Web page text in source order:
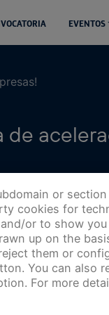
EVENTOS
de
or
cookies for
or to show you
up on the
them or
You can also
For more